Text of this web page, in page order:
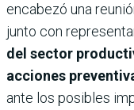
encabezó una
junto con
del sector
acciones
ante los posibles